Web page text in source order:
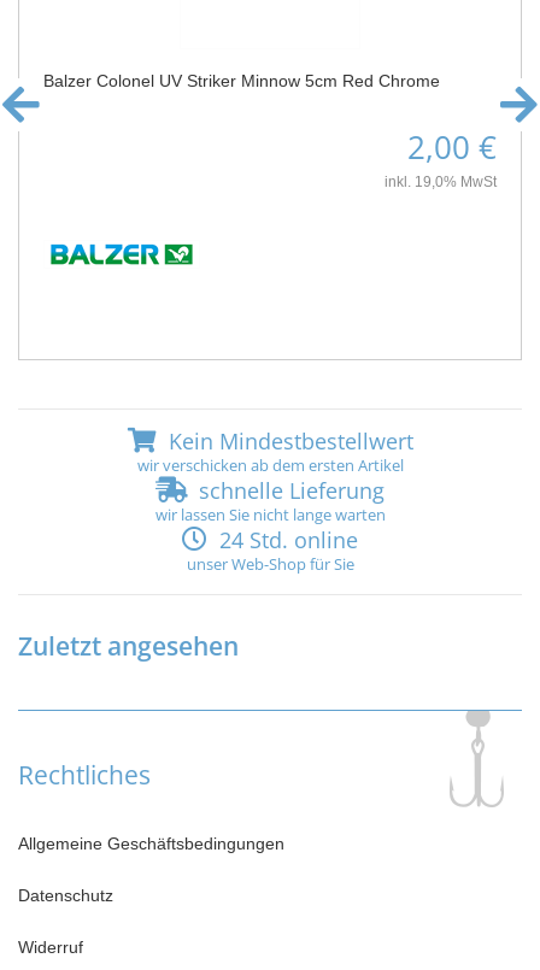
Balzer Colonel UV Striker Minnow 5cm Red Chrome
2,00 €
inkl. 19,0% MwSt
Kein Mindestbestellwert
wir verschicken ab dem ersten Artikel
schnelle Lieferung
wir lassen Sie nicht lange warten
24 Std. online
unser Web-Shop für Sie
Zuletzt angesehen
Rechtliches
Allgemeine Geschäftsbedingungen
Datenschutz
Widerruf